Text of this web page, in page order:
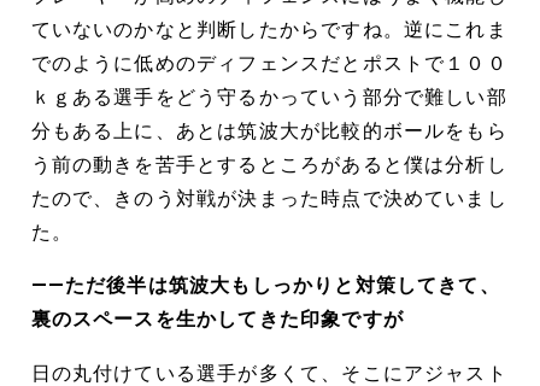
ていないのかなと判断したからですね。逆にこれま
でのように低めのディフェンスだとポストで１００
ｋｇある選手をどう守るかっていう部分で難しい部
分もある上に、あとは筑波大が比較的ボールをもら
う前の動きを苦手とするところがあると僕は分析し
たので、きのう対戦が決まった時点で決めていまし
た。
――ただ後半は筑波大もしっかりと対策してきて、
裏のスペースを生かしてきた印象ですが
日の丸付けている選手が多くて、そこにアジャスト